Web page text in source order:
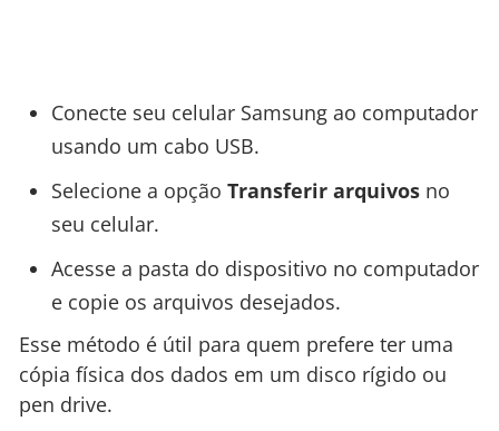
Conecte seu celular Samsung ao computador
usando um cabo USB.
Selecione a opção Transferir arquivosno
seu celular.
Acesse a pasta do dispositivo no computador
e copie os arquivos desejados.
Esse método é útil para quem prefere ter uma
cópia física dos dados em um disco rígido ou
pen drive.